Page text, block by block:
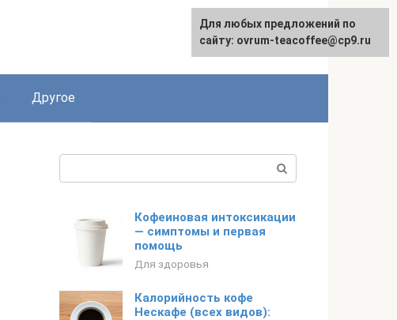
English
Другое
Кофеиновая интоксикации
— симптомы и первая
помощь
Для здоровья
Калорийность кофе
Нескафе (всех видов):
Для любых предложений по
сайту: ovrum-teacoffee@cp9.ru
Для любых предложений по
сайту: ovrum-teacoffee@cp9.ru